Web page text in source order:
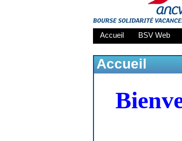
Accueil BSV Web
Accueil